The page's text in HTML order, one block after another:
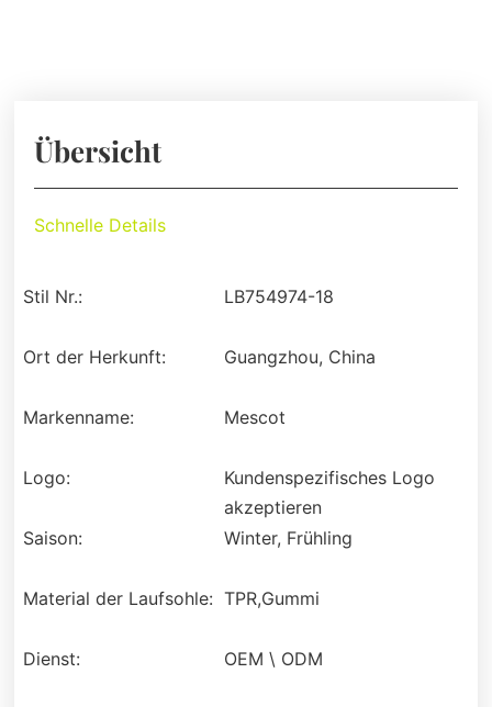
Übersicht
Schnelle Details
Stil Nr.: LB754974-18
Ort der Herkunft: Guangzhou, China
Markenname: Mescot
Logo:
Kundenspezifisches Logo
akzeptieren
Saison:
Winter, Frühling
Material der Laufsohle: TPR,Gummi
Dienst: OEM \ ODM